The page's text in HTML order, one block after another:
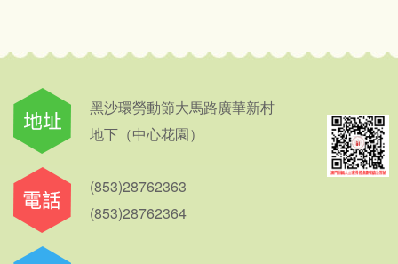
黑沙環勞動節大馬路廣華新村
地下（中心花園）
(853)28762363
(853)28762364